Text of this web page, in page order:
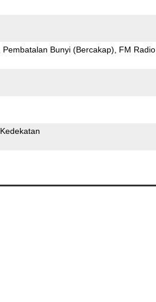
Pembatalan Bunyi (Bercakap) FM Radio
Kedekatan